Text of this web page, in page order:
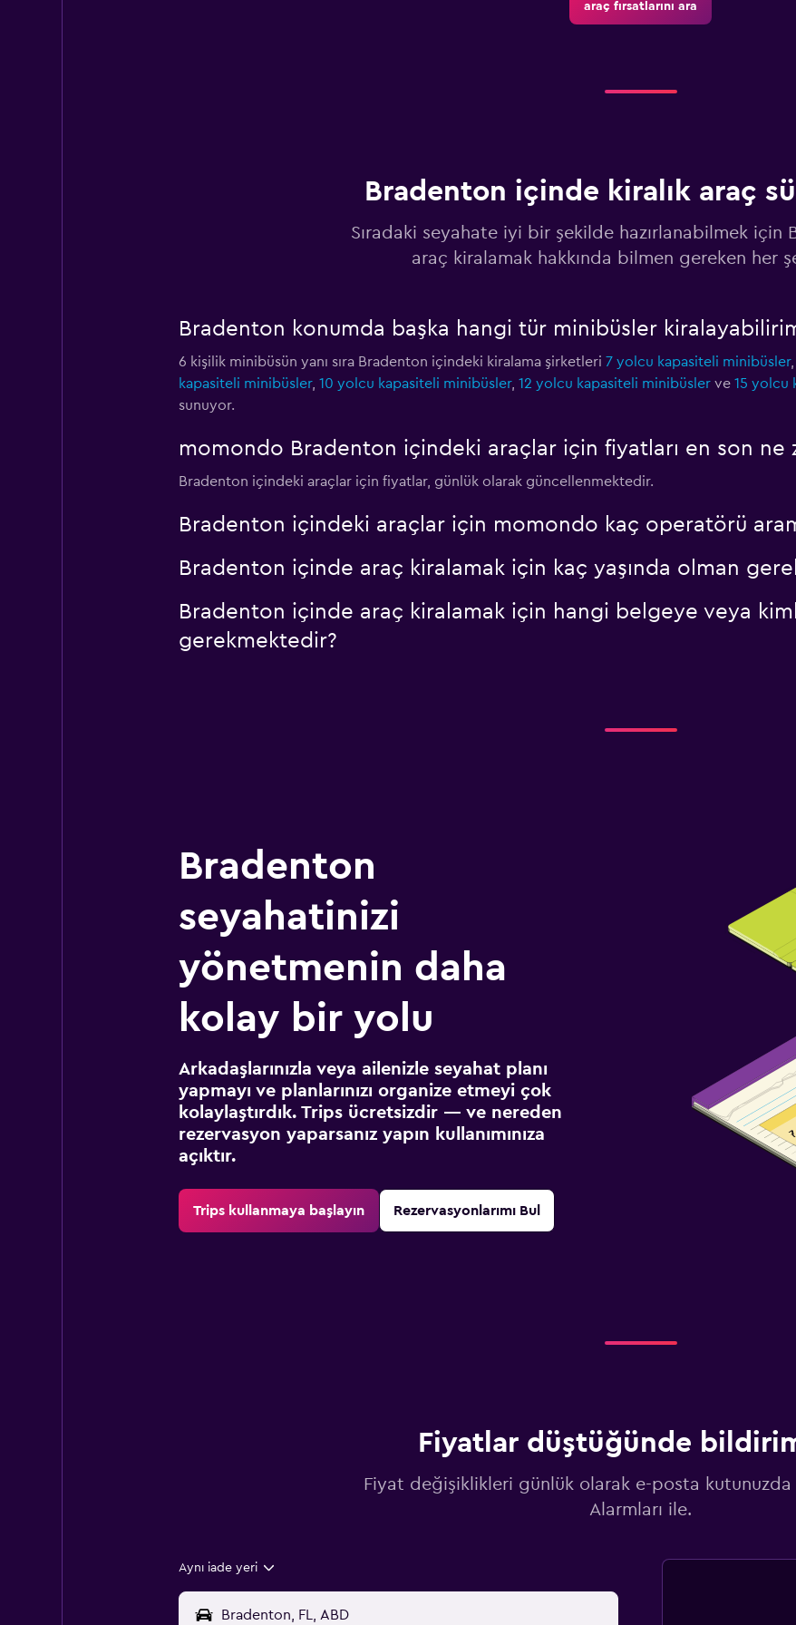
araç fırsatlarını ara
Bradenton içinde kiralık araç
Sıradaki seyahate iyi bir şekilde hazırlanabilmek için
araç kiralamak hakkında bilmen gereken her
Bradenton konumda başka hangi tür minibüsler
6 kişilik minibüsün yanı sıra Bradenton içindeki kiralama şirketleri 7 yolcu kapasiteli minibüsler,
kapasiteli minibüsler, 10 yolcu kapasiteli minibüsler, 12 yolcu kapasiteli minibüslerve 15 yolcu
sunuyor.
momondo Bradenton içindeki araçlar için fiyatları en son ne
Bradenton içindeki araçlar için fiyatlar, günlük olarak güncellenmektedir.
Bradenton içindeki araçlar için momondo kaç operatörü
Bradenton içinde araç kiralamak için kaç yaşında olman
Bradenton içinde araç kiralamak için hangi belgeye veya
gerekmektedir?
Bradenton
seyahatinizi
yönetmenin daha
kolay bir yolu
Arkadaşlarınızla veya ailenizle seyahat planı
yapmayı ve planlarınızı organize etmeyi çok
kolaylaştırdık. Trips ücretsizdir — ve nereden
rezervasyon yaparsanız yapın kullanımınıza
açıktır.
Trips kullanmaya başlayın Rezervasyonlarımı Bul
Fiyatlar düştüğünde
Fiyat değişiklikleri günlük olarak e-posta
Alarmları ile.
Aynı iade yeri